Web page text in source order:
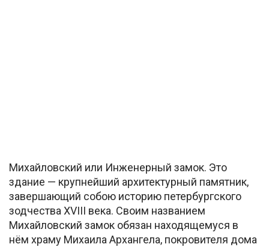
Михайловский или Инженерный замок. Это
здание — крупнейший архитектурный памятник,
завершающий собою историю петербургского
зодчества XVIII века. Своим названием
Михайловский замок обязан находящемуся в
нём храму Михаила Архангела, покровителя дома